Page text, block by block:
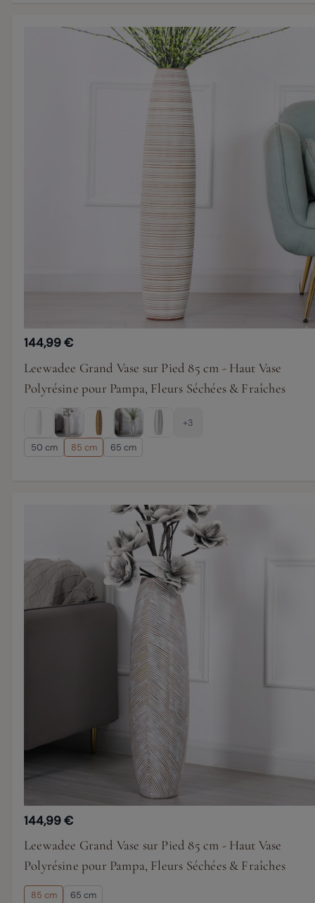
144,99 €
Leewadee Grand Vase sur Pied 85 cm - Haut Vase
Polyrésine pour Pampa, Fleurs Séchées & Fraîches
+3
50 cm 85 cm 65 cm
144,99 €
Leewadee Grand Vase sur Pied 85 cm - Haut Vase
Polyrésine pour Pampa, Fleurs Séchées & Fraîches
85 cm 65 cm